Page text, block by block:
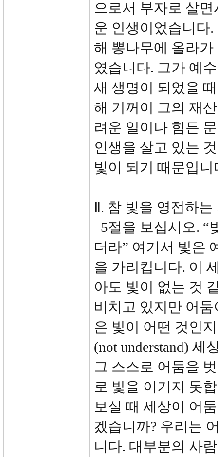
으로서 부자로 살
운 인생이었습니다
해 뽕나무에 올라
였습니다. 그가 예
새 생명이 되었을
해 기꺼이 그의 재
려운 일이나 힘든
인생을 살고 있는
빛이 되기 때문입
Ⅱ. 참 빛을 영접하
5절을 보십시오. “
더라” 여기서 빛은
을 가리킵니다. 이
아도 빛이 없는 것
비치고 있지만 어
은 빛이 어떤 것인
(not understand) 세
그 스스로 어둠을
로 빛을 이기지 못
보실 때 세상이 어
겠습니까? 우리는
니다. 대부분의 사